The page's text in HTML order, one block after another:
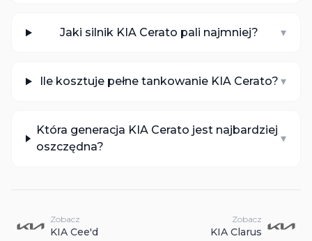
Jaki silnik KIA Cerato pali najmniej? ▾
Ile kosztuje pełne tankowanie KIA Cerato? ▾
Która generacja KIA Cerato jest najbardziej
oszczędna?
▾
Zobacz
KIA Cee'd
Zobacz
KIA Clarus